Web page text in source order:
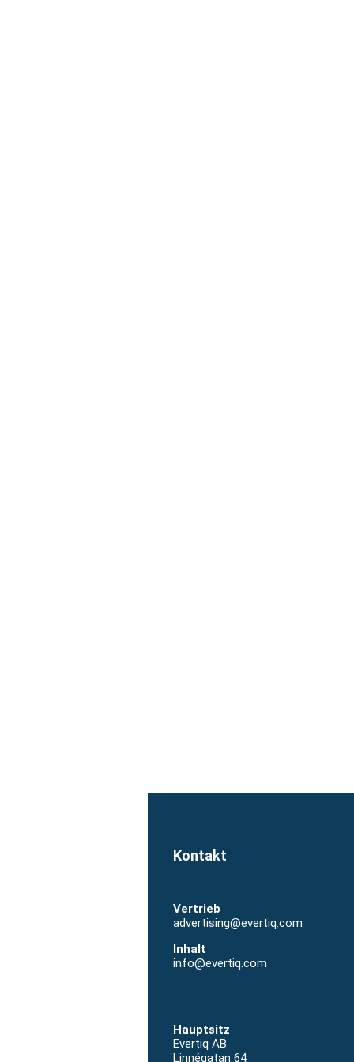
Vertrieb
advertising@evertiq.com
Inhalt
info@evertiq.com
Hauptsitz
Evertiq AB
Linnégatan 64